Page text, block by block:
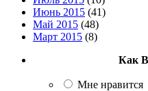
Июнь 2015 (41)
Май 2015 (48)
Март 2015 (8)
Как
Мне нравится